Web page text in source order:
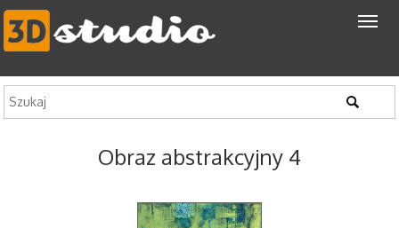
Obraz abstrakcyjny 4